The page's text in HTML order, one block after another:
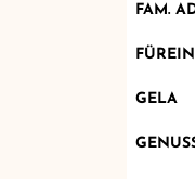
FAM.
GELA